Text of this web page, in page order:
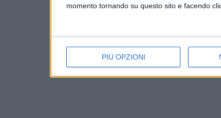
momento tornando su questo sito e facendo
PIÙ OPZIONI